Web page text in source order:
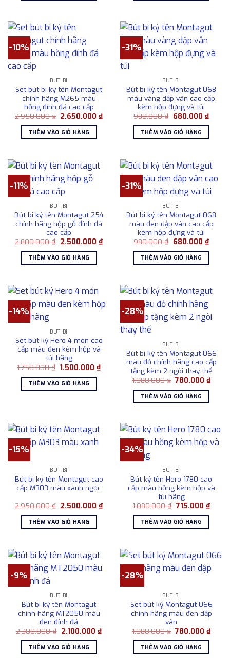
485.000 ₫.
-10%
BÚT BI
Set bút bi ký tên Montagut
chính hãng M265 màu
hồng đính đá cao cấp
2.950.000₫ Giá
là:
2.950.000 ₫.
2.650.000₫Giá
hiện
2.650.000 ₫.
THÊM VÀO GIỎ HÀNG
-31%
BÚT BI
Bút bi ký tên Montagut 068
màu vàng dập vân cao cấp
kèm hộp đựng và túi
980.000₫ Giá
là:
980.000 ₫.
680.000 ₫Giá
hiện
tại
THÊM VÀO GIỎ HÀNG
-11%
BÚT BI
Bút bi ký tên Montagut 254
chính hãng hộp gỗ đính đá
cao cấp
2.800.000₫ Giá
là:
2.800.000 ₫.
2.500.000 ₫Giá
2.500.000 ₫.
THÊM VÀO GIỎ HÀNG
-31%
BÚT BI
Bút bi ký tên Montagut 068
màu đen dập vân cao cấp
kèm hộp đựng và túi
980.000₫ Giá
là:
980.000 ₫.
680.000 ₫Giá
tại
THÊM VÀO GIỎ HÀNG
-14%
BÚT BI
Set bút ký Hero 4 món cao
cấp màu đen kèm hộp và
túi hãng
1.750.000₫ Giá
là:
1.750.000 ₫.
1.500.000₫Giá
hiện
1.500.000 ₫.
THÊM VÀO GIỎ HÀNG
-28%
BÚT BI
Bút bi ký tên Montagut 066
màu đỏ chính hãng cao cấp
tặng kèm 2 ngòi thay thế
1.080.000₫ Giá
là:
1.080.000 ₫.
780.000₫Giá
hiện
THÊM VÀO GIỎ HÀNG
-15%
BÚT BI
Bút bi ký tên Montagut cao
cấp M303 màu xanh ngọc
2.950.000₫ Giá
là:
2.950.000 ₫.
2.500.000₫Giá
hiện
2.500.000 ₫.
THÊM VÀO GIỎ HÀNG
-34%
BÚT BI
Bút ký tên Hero 1780 cao
cấp màu hồng kèm hộp và
túi hãng
1.080.000₫ Giá
là:
1.080.000 ₫.
715.000 ₫Giá
hiện
THÊM VÀO GIỎ HÀNG
-9%
BÚT BI
Bút bi ký tên Montagut
chính hãng MT2050 màu
đen đính đá
2.300.000₫ Giá
là:
2.300.000 ₫.
2.100.000 ₫Giá
hiện
2.100.000 ₫.
THÊM VÀO GIỎ HÀNG
-28%
BÚT BI
Set bút ký Montagut 066
chính hãng màu đen dập
vân
1.080.000₫ Giá
là:
1.080.000 ₫.
780.000₫Giá
hiện
THÊM VÀO GIỎ HÀNG